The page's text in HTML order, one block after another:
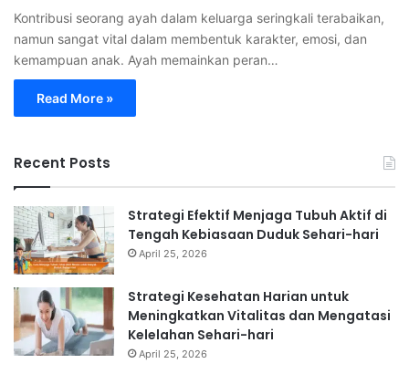
Kontribusi seorang ayah dalam keluarga seringkali terabaikan,
namun sangat vital dalam membentuk karakter, emosi, dan
kemampuan anak. Ayah memainkan peran…
Read More »
Recent Posts
Strategi Efektif Menjaga Tubuh Aktif di
Tengah Kebiasaan Duduk Sehari-hari
April 25, 2026
Strategi Kesehatan Harian untuk
Meningkatkan Vitalitas dan Mengatasi
Kelelahan Sehari-hari
April 25, 2026